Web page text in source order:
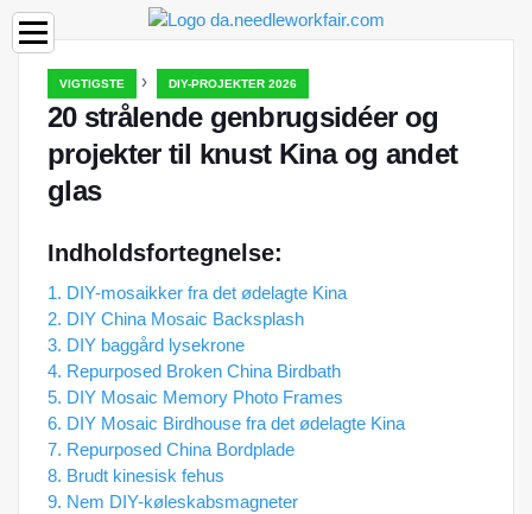
VIGTIGSTE › DIY-PROJEKTER 2026
20 strålende genbrugsidéer og
projekter til knust Kina og andet
glas
Indholdsfortegnelse:
1. DIY-mosaikker fra det ødelagte Kina
2. DIY China Mosaic Backsplash
3. DIY baggård lysekrone
4. Repurposed Broken China Birdbath
5. DIY Mosaic Memory Photo Frames
6. DIY Mosaic Birdhouse fra det ødelagte Kina
7. Repurposed China Bordplade
8. Brudt kinesisk fehus
9. Nem DIY-køleskabsmagneter